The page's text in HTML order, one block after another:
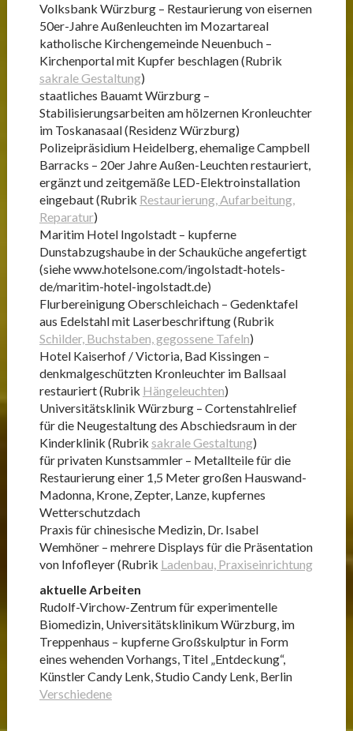
Volksbank Würzburg – Restaurierung von eisernen
50er-Jahre Außenleuchten im Mozartareal
katholische Kirchengemeinde Neuenbuch –
Kirchenportal mit Kupfer beschlagen (Rubrik
sakrale Gestaltung)
staatliches Bauamt Würzburg –
Stabilisierungsarbeiten am hölzernen Kronleuchter
im Toskanasaal (Residenz Würzburg)
Polizeipräsidium Heidelberg, ehemalige Campbell
Barracks – 20er Jahre Außen-Leuchten restauriert,
ergänzt und zeitgemäße LED-Elektroinstallation
eingebaut (Rubrik Restaurierung, Aufarbeitung,
Reparatur)
Maritim Hotel Ingolstadt – kupferne
Dunstabzugshaube in der Schauküche angefertigt
(siehe www.hotelsone.com/ingolstadt-hotels-
de/maritim-hotel-ingolstadt.de)
Flurbereinigung Oberschleichach – Gedenktafel
aus Edelstahl mit Laserbeschriftung (Rubrik
Schilder, Buchstaben, gegossene Tafeln)
Hotel Kaiserhof / Victoria, Bad Kissingen –
denkmalgeschützten Kronleuchter im Ballsaal
restauriert (Rubrik Hängeleuchten)
Universitätsklinik Würzburg – Cortenstahlrelief
für die Neugestaltung des Abschiedsraum in der
Kinderklinik (Rubrik sakrale Gestaltung)
für privaten Kunstsammler – Metallteile für die
Restaurierung einer 1,5 Meter großen Hauswand-
Madonna, Krone, Zepter, Lanze, kupfernes
Wetterschutzdach
Praxis für chinesische Medizin, Dr. Isabel
Wemhöner – mehrere Displays für die Präsentation
von Infofleyer (Rubrik Ladenbau, Praxiseinrichtung
aktuelle Arbeiten
Rudolf-Virchow-Zentrum für experimentelle
Biomedizin, Universitätsklinikum Würzburg, im
Treppenhaus – kupferne Großskulptur in Form
eines wehenden Vorhangs, Titel „Entdeckung“,
Künstler Candy Lenk, Studio Candy Lenk, Berlin
Verschiedene